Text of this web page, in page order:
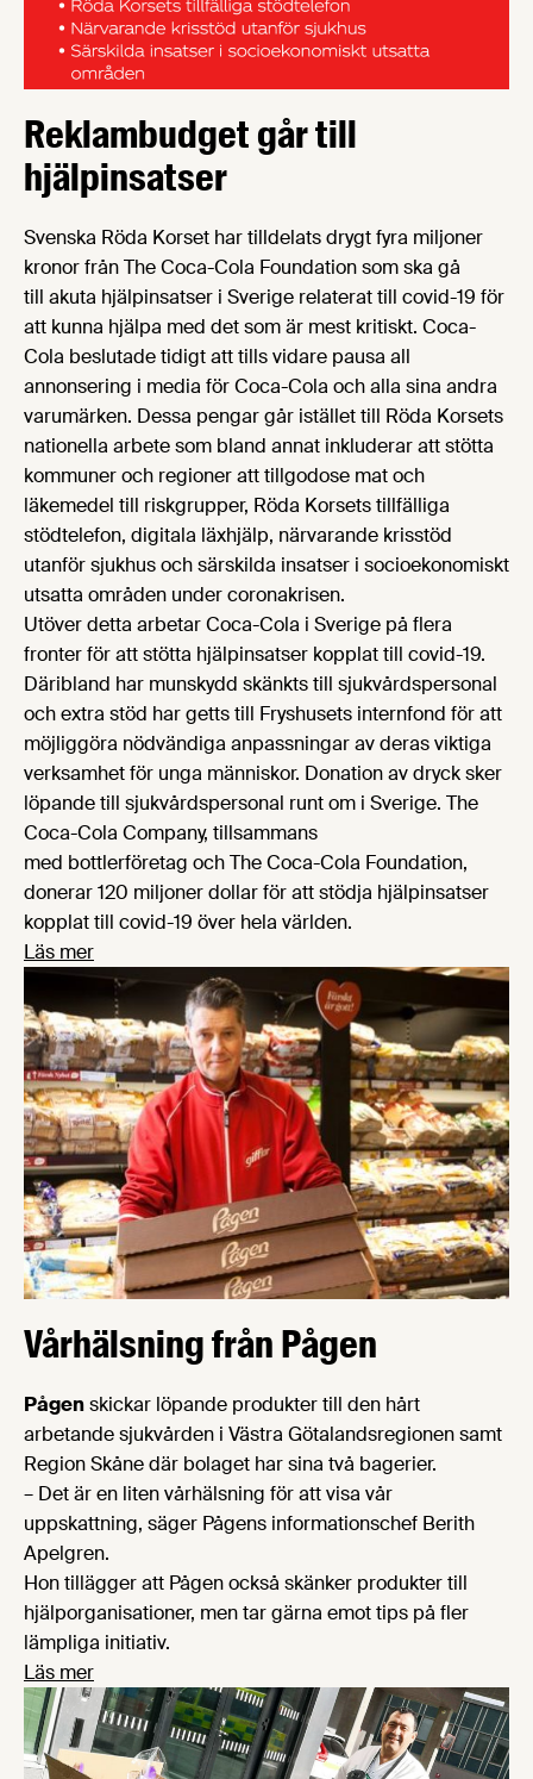
Reklambudget går till
hjälpinsatser
Svenska Röda Korset har tilldelats drygt fyra miljoner
kronor från The Coca-Cola Foundation som ska gå
till akuta hjälpinsatser i Sverige relaterat till covid-19 för
att kunna hjälpa med det som är mest kritiskt. Coca-
Cola beslutade tidigt att tills vidare pausa all
annonsering i media för Coca-Cola och alla sina andra
varumärken. Dessa pengar går istället till Röda Korsets
nationella arbete som bland annat inkluderar att stötta
kommuner och regioner att tillgodose mat och
läkemedel till riskgrupper, Röda Korsets tillfälliga
stödtelefon, digitala läxhjälp, närvarande krisstöd
utanför sjukhus och särskilda insatser i socioekonomiskt
utsatta områden under coronakrisen.
Utöver detta arbetar Coca-Cola i Sverige på flera
fronter för att stötta hjälpinsatser kopplat till covid-19.
Däribland har munskydd skänkts till sjukvårdspersonal
och extra stöd har getts till Fryshusets internfond för att
möjliggöra nödvändiga anpassningar av deras viktiga
verksamhet för unga människor. Donation av dryck sker
löpande till sjukvårdspersonal runt om i Sverige. The
Coca-Cola Company, tillsammans
med bottlerföretag och The Coca-Cola Foundation,
donerar 120 miljoner dollar för att stödja hjälpinsatser
kopplat till covid-19 över hela världen.
Läs mer
Vårhälsning från Pågen
Pågenskickar löpande produkter till den hårt
arbetande sjukvården i Västra Götalandsregionen samt
Region Skåne där bolaget har sina två bagerier.
– Det är en liten vårhälsning för att visa vår
uppskattning, säger Pågens informationschef Berith
Apelgren.
Hon tillägger att Pågen också skänker produkter till
hjälporganisationer, men tar gärna emot tips på fler
lämpliga initiativ.
Läs mer